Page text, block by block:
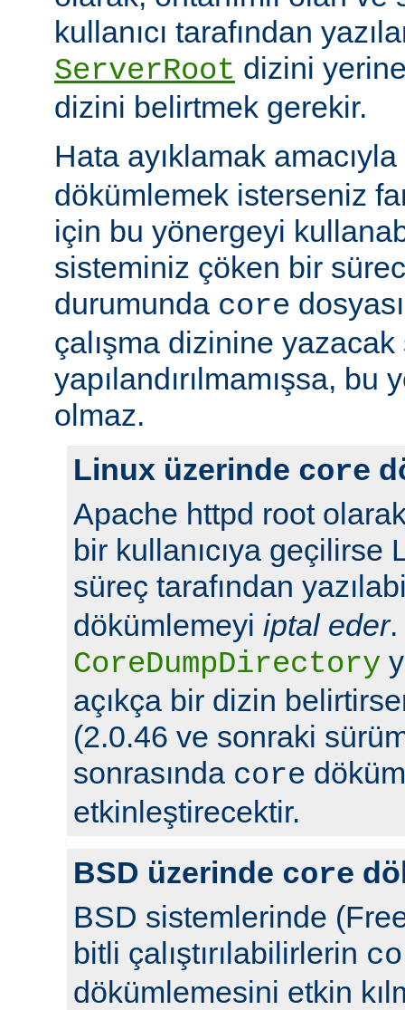
kullanıcı tarafından
ServerRoot dizini
dizini belirtmek gerekir.
Hata ayıklamak
dökümlemek isterseniz
için bu yönergeyi
sisteminiz çöken bir
durumunda core
çalışma dizinine
yapılandırılmamışsa,
olmaz.
Linux üzerinde core
Apache httpd root
bir kullanıcıya geçilirse
süreç tarafından
dökümlemeyi iptal eder.
CoreDumpDirectory
açıkça bir dizin
(2.0.46 ve sonraki
sonrasında core
etkinleştirecektir.
BSD üzerinde core
BSD sistemlerinde
bitli çalıştırılabilirlerin
dökümlemesini etkin